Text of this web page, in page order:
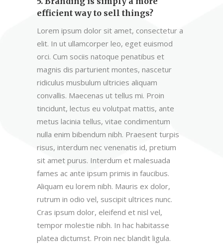
efficient way to sell things?
Lorem ipsum dolor sit amet, consectetur a
elit. In ut ullamcorper leo, eget euismod
orci. Cum sociis natoque penatibus et
magnis dis parturient montes, nascetur
ridiculus musbulum ultricies aliquam
convallis. Maecenas ut tellus mi. Proin
tincidunt, lectus eu volutpat mattis, ante
metus lacinia tellus, vitae condimentum
nulla enim bibendum nibh. Praesent turpis
risus, interdum nec venenatis id, pretium
sit amet purus. Interdum et malesuada
fames ac ante ipsum primis in faucibus.
Aliquam eu lorem nibh. Mauris ex dolor,
rutrum in odio vel, suscipit ultrices nunc.
Cras ipsum dolor, eleifend et nisl vel,
tempor molestie nibh. In hac habitasse
platea dictumst. Proin nec blandit ligula.